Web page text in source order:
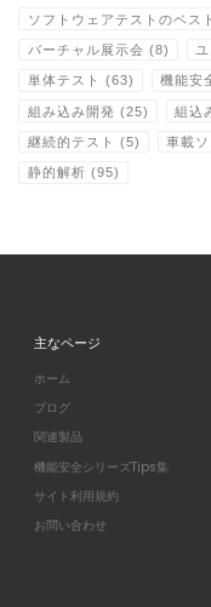
ソフトウェアテストのベス
バーチャル展示会 (8)
単体テスト (63) 機能安
組み込み開発 (25) 組込
継続的テスト (5) 車載
静的解析 (95)
主なページ
ホーム
ブログ
関連製品
機能安全シリーズTips集
サイト利用規約
お問い合わせ